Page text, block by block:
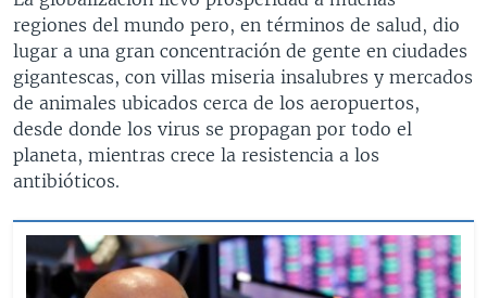
regiones del mundo pero, en términos de salud, dio
lugar a una gran concentración de gente en ciudades
gigantescas, con villas miseria insalubres y mercados
de animales ubicados cerca de los aeropuertos,
desde donde los virus se propagan por todo el
planeta, mientras crece la resistencia a los
antibióticos.